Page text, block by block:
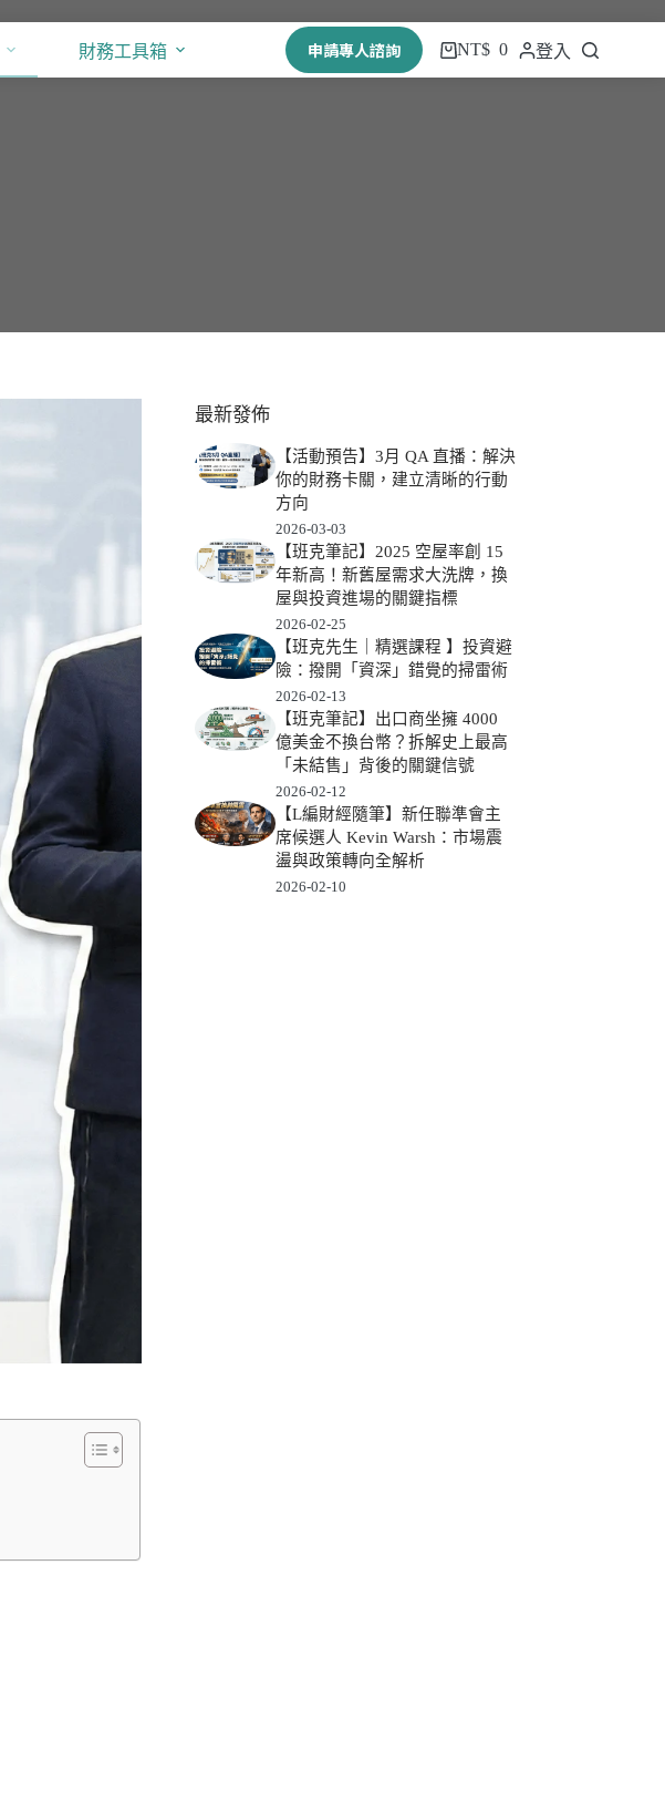
財務工具箱 申請專人諮詢 NT$ 0 登入
最新發佈
【活動預告】3月 QA 直播：解決
你的財務卡關，建立清晰的行動
方向
2026-03-03
【班克筆記】2025 空屋率創 15
年新高！新舊屋需求大洗牌，換
屋與投資進場的關鍵指標
2026-02-25
【班克先生｜精選課程 】投資避
險：撥開「資深」錯覺的掃雷術
2026-02-13
【班克筆記】出口商坐擁 4000
億美金不換台幣？拆解史上最高
「未結售」背後的關鍵信號
2026-02-12
【L編財經隨筆】新任聯準會主
席候選人 Kevin Warsh：市場震
盪與政策轉向全解析
2026-02-10